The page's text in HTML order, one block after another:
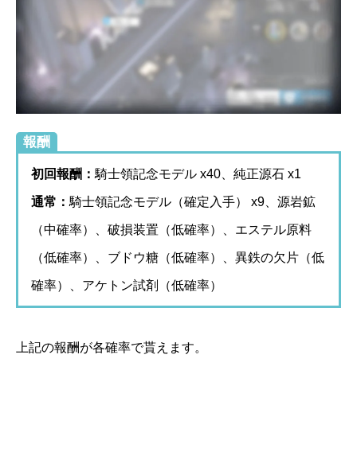
報酬
初回報酬： 騎士領記念モデル x40、純正源石 x1
通常： 騎士領記念モデル（確定入手） x9、源岩鉱
（中確率）、破損装置（低確率）、エステル原料
（低確率）、ブドウ糖（低確率）、異鉄の欠片（低
確率）、アケトン試剤（低確率）
上記の報酬が各確率で貰えます。